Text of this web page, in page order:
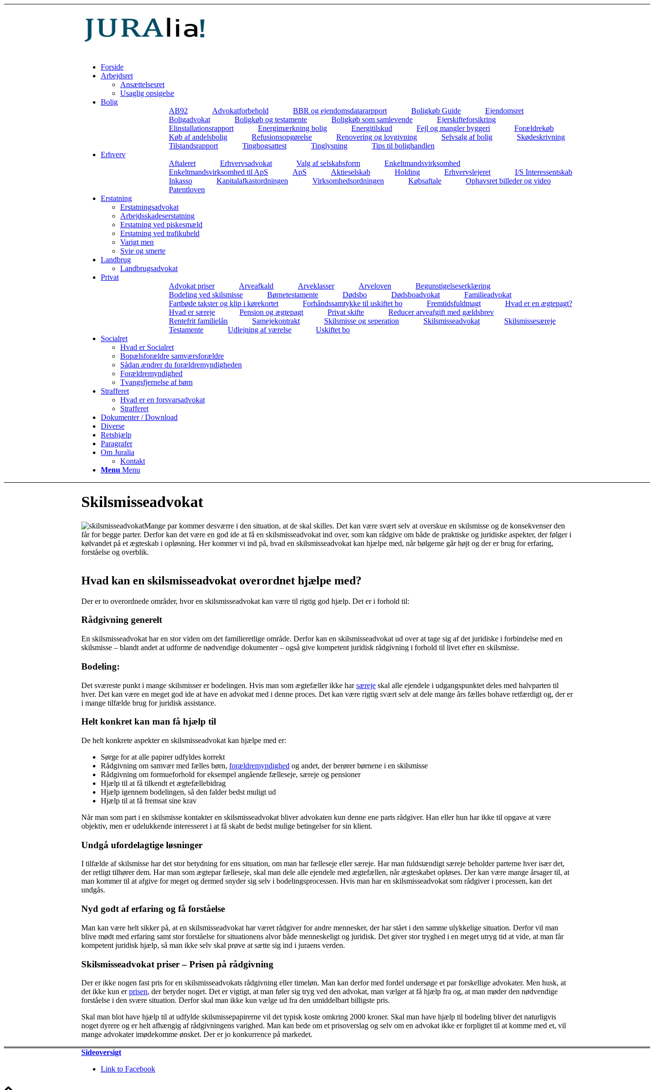
Forside
Arbejdsret
Ansættelsesret
Usaglig opsigelse
Bolig
AB92
Advokatforbehold BBR og ejendomsdatararpport Boligkøb Guide
Ejendomsret
Boligadvokat
Boligkøb og testamente Boligkøb som samlevende
Ejerskifteforsikring
Elinstallationsrapport
Energimærkning bolig Energitilskud Fejl og mangler byggeri
Forældrekøb
Køb af andelsbolig
Refusionsopgørelse Renovering og lovgivning Selvsalg af bolig
Skødeskrivning
Tilstandsrapport
Tingbogsattest Tinglysning
Tips til bolighandlen
Erhverv
Aftaleret
Erhvervsadvokat Valg af selskabsform
Enkeltmandsvirksomhed
Enkeltmandsvirksomhed til ApS
ApS Aktieselskab Holding Erhvervslejeret
I/S Interessentskab
Inkasso
Kapitalafkastordningen Virksomhedsordningen Købsaftale
Ophavsret billeder og video
Patentloven
Erstatning
Erstatningsadvokat
Arbejdsskadeserstatning
Erstatning ved piskesmæld
Erstatning ved trafikuheld
Varigt men
Svie og smerte
Landbrug
Landbrugsadvokat
Privat
Advokat priser
Arveafkald Arveklasser Arveloven
Begunstigelseserklæring
Bodeling ved skilsmisse
Børnetestamente Dødsbo Dødsboadvokat
Familieadvokat
Fartbøde takster og klip i kørekortet
Forhåndssamtykke til uskiftet bo Fremtidsfuldmagt
Hvad er en ægtepagt?
Hvad er særeje
Pension og ægtepagt Privat skifte
Reducer arveafgift med gældsbrev
Rentefrit familielån
Samejekontrakt Skilsmisse og seperation Skilsmisseadvokat
Skilsmissesæreje
Testamente
Udlejning af værelse
Uskiftet bo
Socialret
Hvad er Socialret
Bopælsforældre samværsforældre
Sådan ændrer du forældremyndigheden
Forældremyndighed
Tvangsfjernelse af børn
Strafferet
Hvad er en forsvarsadvokat
Strafferet
Dokumenter / Download
Diverse
Retshjælp
Paragrafer
Om Juralia
Kontakt
Menu Menu
Skilsmisseadvokat
Mange par kommer desværre i den situation, at de skal skilles. Det kan være svært selv at overskue en skilsmisse og de konsekvenser den
får for begge parter. Derfor kan det være en god ide at få en skilsmisseadvokat ind over, som kan rådgive om både de praktiske og juridiske aspekter, der følger i
kølvandet på et ægteskab i opløsning. Her kommer vi ind på, hvad en skilsmisseadvokat kan hjælpe med, når bølgerne går højt og der er brug for erfaring,
forståelse og overblik.
Hvad kan en skilsmisseadvokat overordnet hjælpe med?
Der er to overordnede områder, hvor en skilsmisseadvokat kan være til rigtig god hjælp. Det er i forhold til:
Rådgivning generelt
En skilsmisseadvokat har en stor viden om det familieretlige område. Derfor kan en skilsmisseadvokat ud over at tage sig af det juridiske i forbindelse med en
skilsmisse – blandt andet at udforme de nødvendige dokumenter – også give kompetent juridisk rådgivning i forhold til livet efter en skilsmisse.
Bodeling:
Det sværeste punkt i mange skilsmisser er bodelingen. Hvis man som ægtefæller ikke harsæreje skal alle ejendele i udgangspunktet deles med halvparten til
hver. Det kan være en meget god ide at have en advokat med i denne proces. Det kan være rigtig svært selv at dele mange års fælles bohave retfærdigt og, der er
i mange tilfælde brug for juridisk assistance.
Helt konkret kan man få hjælp til
De helt konkrete aspekter en skilsmisseadvokat kan hjælpe med er:
Sørge for at alle papirer udfyldes korrekt
Rådgivning om samvær med fælles børn, forældremyndighed og andet, der berører børnene i en skilsmisse
Rådgivning om formueforhold for eksempel angående fælleseje, særeje og pensioner
Hjælp til at få tilkendt et ægtefællebidrag
Hjælp igennem bodelingen, så den falder bedst muligt ud
Hjælp til at få fremsat sine krav
Når man som part i en skilsmisse kontakter en skilsmisseadvokat bliver advokaten kun denne ene parts rådgiver. Han eller hun har ikke til opgave at være
objektiv, men er udelukkende interesseret i at få skabt de bedst mulige betingelser for sin klient.
Undgå ufordelagtige løsninger
I tilfælde af skilsmisse har det stor betydning for ens situation, om man har fælleseje eller særeje. Har man fuldstændigt særeje beholder parterne hver især det,
der retligt tilhører dem. Har man som ægtepar fælleseje, skal man dele alle ejendele med ægtefællen, når ægteskabet opløses. Der kan være mange årsager til, at
man kommer til at afgive for meget og dermed snyder sig selv i bodelingsprocessen. Hvis man har en skilsmisseadvokat som rådgiver i processen, kan det
undgås.
Nyd godt af erfaring og få forståelse
Man kan være helt sikker på, at en skilsmisseadvokat har været rådgiver for andre mennesker, der har stået i den samme ulykkelige situation. Derfor vil man
blive mødt med erfaring samt stor forståelse for situationens alvor både menneskeligt og juridisk. Det giver stor tryghed i en meget utryg tid at vide, at man får
kompetent juridisk hjælp, så man ikke selv skal prøve at sætte sig ind i juraens verden.
Skilsmisseadvokat priser – Prisen på rådgivning
Der er ikke nogen fast pris for en skilsmisseadvokats rådgivning eller timeløn. Man kan derfor med fordel undersøge et par forskellige advokater. Men husk, at
det ikke kun erprisen, der betyder noget. Det er vigtigt, at man føler sig tryg ved den advokat, man vælger at få hjælp fra og, at man møder den nødvendige
forståelse i den svære situation. Derfor skal man ikke kun vælge ud fra den umiddelbart billigste pris.
Skal man blot have hjælp til at udfylde skilsmissepapirerne vil det typisk koste omkring 2000 kroner. Skal man have hjælp til bodeling bliver det naturligvis
noget dyrere og er helt afhængig af rådgivningens varighed. Man kan bede om et prisoverslag og selv om en advokat ikke er forpligtet til at komme med et, vil
mange advokater imødekomme ønsket. Der er jo konkurrence på markedet.
Sideoversigt
Link to Facebook